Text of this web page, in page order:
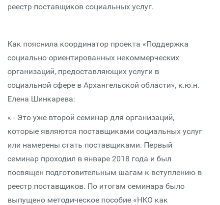
реестр поставщиков социальных услуг.
Как пояснила координатор проекта «Поддержка
социально ориентированных некоммерческих
организаций, предоставляющих услуги в
социальной сфере в Архангельской области», к.ю.н.
Елена Шинкарева:
« - Это уже второй семинар для организаций,
которые являются поставщиками социальных услуг
или намерены стать поставщиками. Первый
семинар проходил в январе 2018 года и был
посвящен подготовительным шагам к вступлению в
реестр поставщиков. По итогам семинара было
выпущено методическое пособие «НКО как